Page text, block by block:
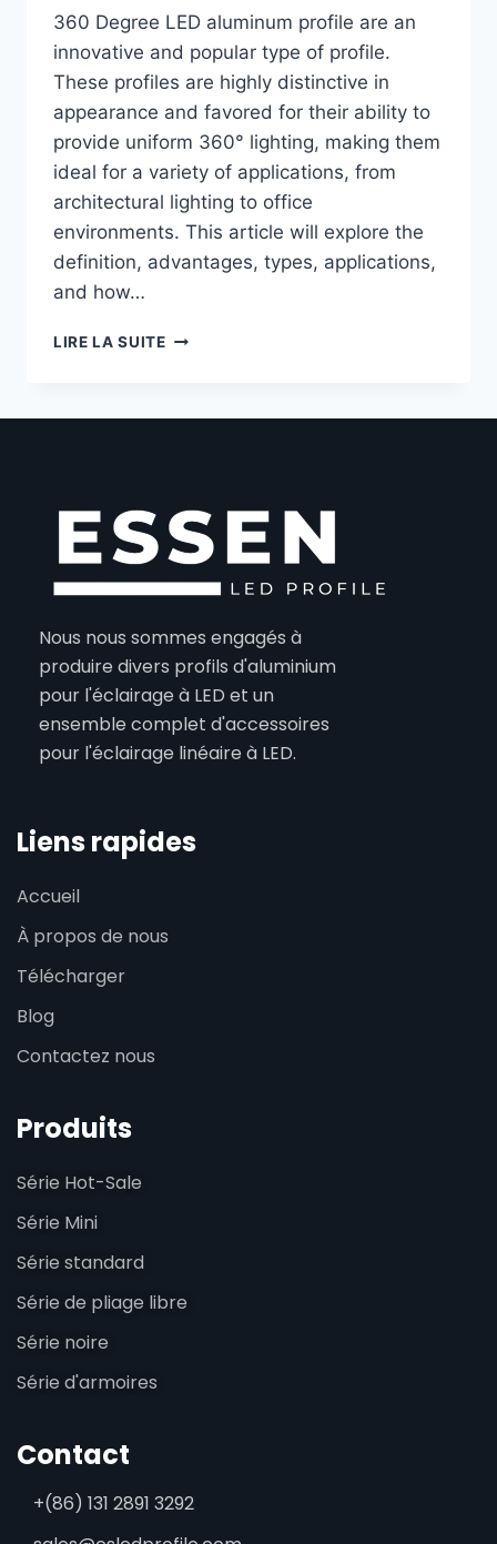
360 Degree LED aluminum profile are an
innovative and popular type of profile.
These profiles are highly distinctive in
appearance and favored for their ability to
provide uniform 360° lighting, making them
ideal for a variety of applications, from
architectural lighting to office
environments. This article will explore the
definition, advantages, types, applications,
and how…
LIRE LA SUITE
Nous nous sommes engagés à
produire divers profils d'aluminium
pour l'éclairage à LED et un
ensemble complet d'accessoires
pour l'éclairage linéaire à LED.
Liens rapides
Accueil
À propos de nous
Télécharger
Blog
Contactez nous
Produits
Série Hot-Sale
Série Mini
Série standard
Série de pliage libre
Série noire
Série d'armoires
Contact
+(86) 131 2891 3292